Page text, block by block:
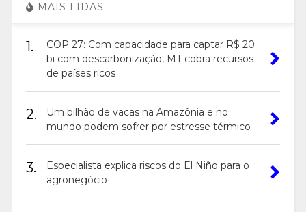
MAIS LIDAS
1.
COP 27: Com capacidade para captar R$ 20
bi com descarbonização, MT cobra recursos
de países ricos
2.
Um bilhão de vacas na Amazônia e no
mundo podem sofrer por estresse térmico
3.
Especialista explica riscos do El Niño para o
agronegócio